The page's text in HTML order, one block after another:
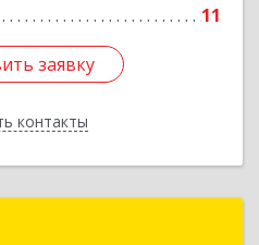
11
заявку
контакты
Подробнее
заявку